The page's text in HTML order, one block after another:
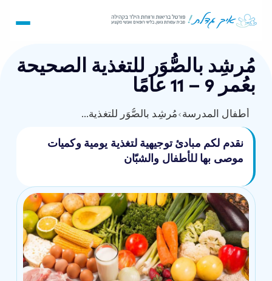
مُرشِد بالصُّوَر للتغذية الصحيحة
بعُمر 9 – 11 عامًا
أطفال المدرسة› مُرشِد بالصُّوَر للتغذية الصحيحة بعُمر 9 – 11 عامًا
نقدم لكم مبادئ توجيهية لتغذية يومية وكميات
موصى بها للأطفال والشبّان